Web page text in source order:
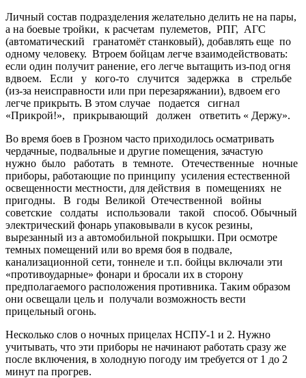
Личный состав подразделения желательно делить не на пары,
а на боевые тройки, к расчетам пулеметов, РПГ, АГС
(автоматический гранатомёт станковый), добавлять еще по
одному человеку. Втроем бойцам легче взаимодействовать:
если один получит ранение, его легче вытащить из-под огня
вдвоем. Если у кого-то случится задержка в стрельбе
(из-за неисправности или при перезаряжании), вдвоем его
легче прикрыть. В этом случае подается сигнал
«Прикрой!», прикрывающий должен ответить « Держу».
Во время боев в Грозном часто приходилось осматривать
чердачные, подвальные и другие помещения, зачастую
нужно было работать в темноте. Отечественные ночные
приборы, работающие по принципу усиления естественной
освещенности местности, для действия в помещениях не
пригодны. В годы Великой Отечественной войны
советские солдаты использовали такой способ. Обычный
электрический фонарь упаковывали в кусок резины,
вырезанный из а автомобильной покрышки. При осмотре
темных помещений или во время боя в подвале,
канализационной сети, тоннеле и т.п. бойцы включали эти
«противоударные» фонари и бросали их в сторону
предполагаемого рас­положения противника. Таким образом
они освещали цель и получали возможность вести
прицельный огонь.
Несколько слов о ночных прицелах НСПУ-1 и 2. Нужно
учитывать, что эти приборы не начинают работать сразу же
после включения, в холодную погоду им требуется от 1 до 2
минут па прогрев.